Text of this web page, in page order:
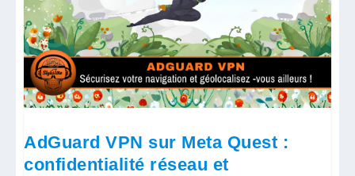
AdGuard VPN sur Meta Quest :
confidentialité réseau et